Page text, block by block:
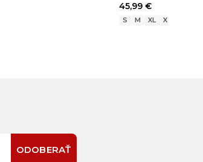
45,99 €
S M XL XXL
ODOBERAŤ